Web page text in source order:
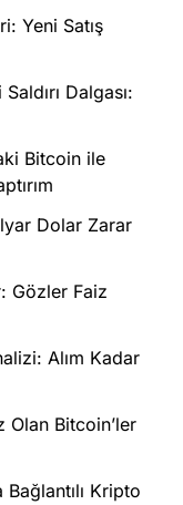
Yeni Satış
Dalgası:
Bitcoin ile
Dolar Zarar
Gözler Faiz
Alım Kadar
Olan Bitcoin’ler
Kripto